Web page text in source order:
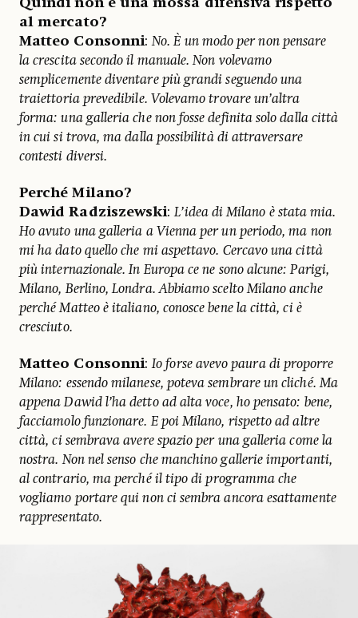
Quindi non è una mossa difensiva rispetto
al mercato?
Matteo Consonni:No. È un modo per non pensare
la crescita secondo il manuale. Non volevamo
semplicemente diventare più grandi seguendo una
traiettoria prevedibile. Volevamo trovare un’altra
forma: una galleria che non fosse definita solo dalla città
in cui si trova, ma dalla possibilità di attraversare
contesti diversi.
Perché Milano?
Dawid Radziszewski:L’idea di Milano è stata mia.
Ho avuto una galleria a Vienna per un periodo, ma non
mi ha dato quello che mi aspettavo. Cercavo una città
più internazionale. In Europa ce ne sono alcune: Parigi,
Milano, Berlino, Londra. Abbiamo scelto Milano anche
perché Matteo è italiano, conosce bene la città, ci è
cresciuto.
Matteo Consonni:Io forse avevo paura di proporre
Milano: essendo milanese, poteva sembrare un cliché. Ma
appena Dawid l’ha detto ad alta voce, ho pensato: bene,
facciamolo funzionare. E poi Milano, rispetto ad altre
città, ci sembrava avere spazio per una galleria come la
nostra. Non nel senso che manchino gallerie importanti,
al contrario, ma perché il tipo di programma che
vogliamo portare qui non ci sembra ancora esattamente
rappresentato.